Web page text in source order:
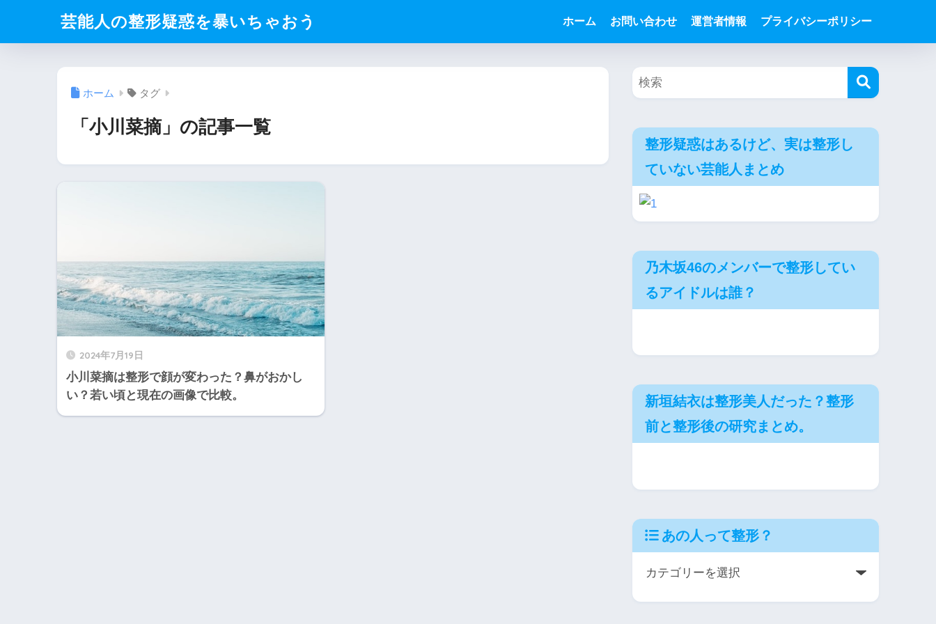
芸能人の整形疑惑を暴いちゃおう ホーム お問い合わせ 運営者情報 プライバシーポリシー
ホーム タグ
「小川菜摘」の記事一覧
2024年7月19日
小川菜摘は整形で顔が変わった？鼻がおかし
い？若い頃と現在の画像で比較。
整形疑惑はあるけど、実は整形し
ていない芸能人まとめ
乃木坂46のメンバーで整形してい
るアイドルは誰？
新垣結衣は整形美人だった？整形
前と整形後の研究まとめ。
あの人って整形？